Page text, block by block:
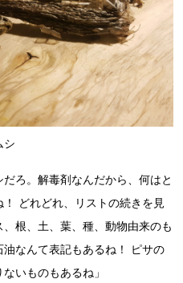
シ
ろ。解毒剤なんだから、何はと
！ どれどれ、リストの続きを見
根、土、葉、種、動物由来のも
なんて表記もあるね！ ピサの
いものもあるね」